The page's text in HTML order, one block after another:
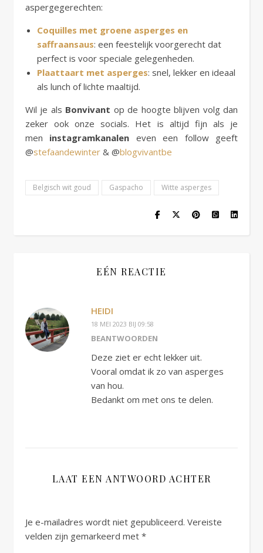
aspergegerechten:
Coquilles met groene asperges en
saffraansaus: een feestelijk voorgerecht dat
perfect is voor speciale gelegenheden.
Plaattaart met asperges: snel, lekker en ideaal
als lunch of lichte maaltijd.
Wil je als Bonvivant op de hoogte blijven volg dan
zeker ook onze socials. Het is altijd fijn als je
men instagramkanalen even een follow geeft
@stefaandewinter & @blogvivantbe
Belgisch wit goud Gaspacho Witte asperges
EÉN REACTIE
HEIDI
18 MEI 2023 BIJ 09:58
BEANTWOORDEN
Deze ziet er echt lekker uit.
Vooral omdat ik zo van asperges
van hou.
Bedankt om met ons te delen.
LAAT EEN ANTWOORD ACHTER
Je e-mailadres wordt niet gepubliceerd. Vereiste
velden zijn gemarkeerd met *